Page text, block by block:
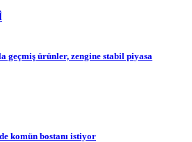
geçmiş ürünler, zengine stabil piyasa
komün bostanı istiyor